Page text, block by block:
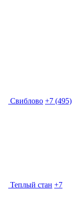
Свиблово +7 (495)
Теплый стан +7